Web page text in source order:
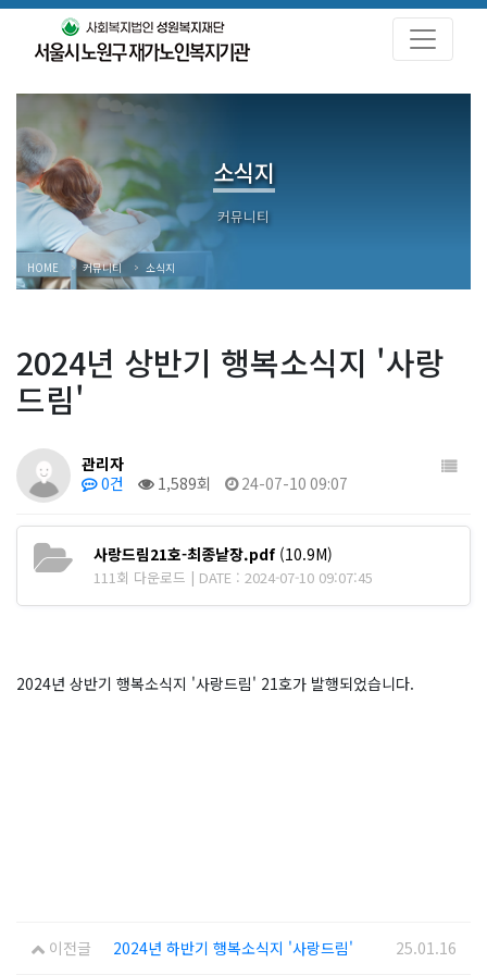
소식지
HOME 커뮤니티 소식지
2024년 상반기 행복소식지 '사랑
드림'
관리자
0건
1,589회 24-07-10 09:07
사랑드림21호-최종낱장.pdf (10.9M)
111회 다운로드 | DATE : 2024-07-10 09:07:45
2024년 상반기 행복소식지 '사랑드림' 21호가 발행되었습니다.
이전글 2024년 하반기 행복소식지 '사랑드림' 25.01.16